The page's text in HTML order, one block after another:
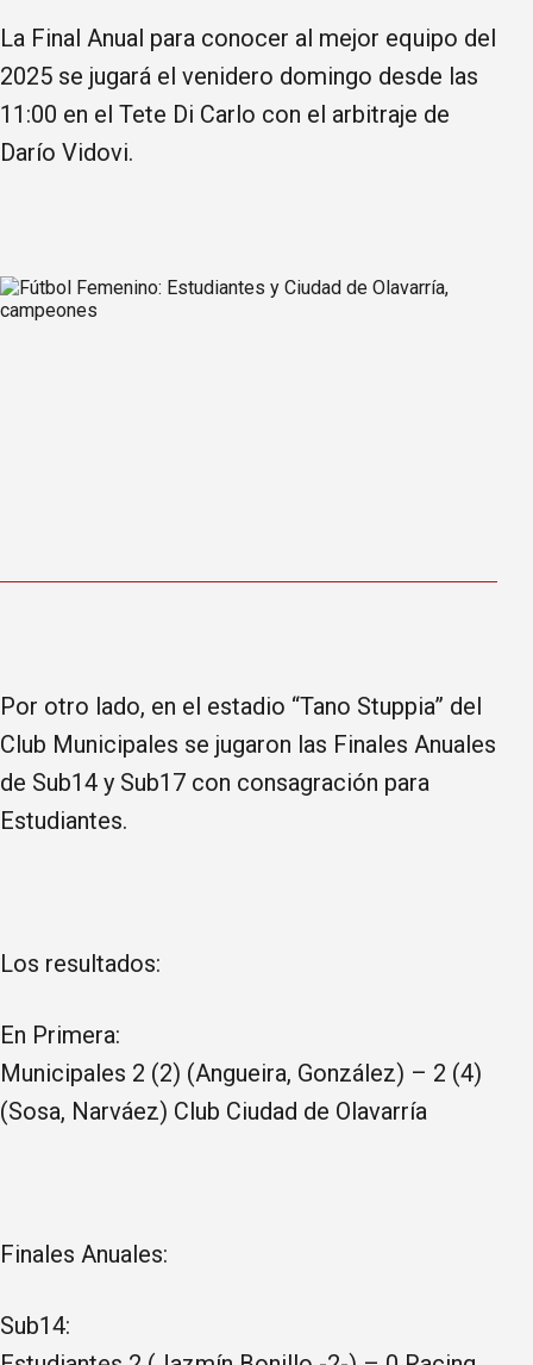
La Final Anual para conocer al mejor equipo del
2025 se jugará el venidero domingo desde las
11:00 en el Tete Di Carlo con el arbitraje de
Darío Vidovi.
Por otro lado, en el estadio “Tano Stuppia” del
Club Municipales se jugaron las Finales Anuales
de Sub14 y Sub17 con consagración para
Estudiantes.
Los resultados:
En Primera:
Municipales 2 (2) (Angueira, González) – 2 (4)
(Sosa, Narváez) Club Ciudad de Olavarría
Finales Anuales:
Sub14: